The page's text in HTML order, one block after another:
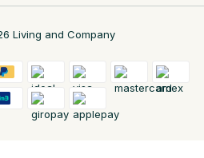
Living and Company